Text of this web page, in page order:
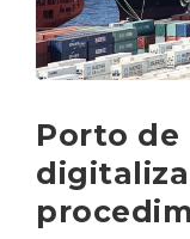
Porto de
digitaliza